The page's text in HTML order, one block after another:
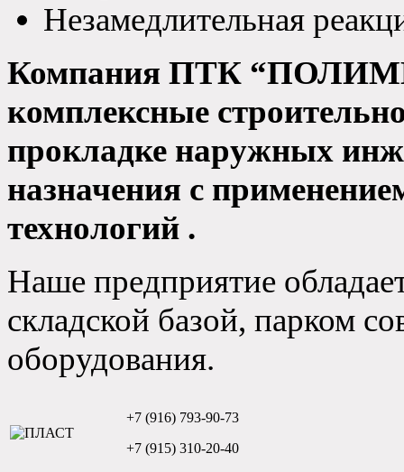
Незамедлительная
Компания ПТК
комплексные
прокладке наружных
назначения с
технологий .
Наше предприятие
складской базой, парком
оборудования.
+7 (916) 793-90-73
+7 (915) 310-20-40